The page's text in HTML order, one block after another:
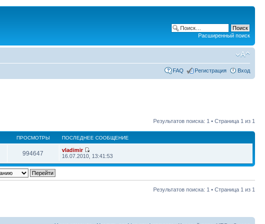
Расширенный поиск
FAQ Регистрация Вход
Результатов поиска: 1 • Страница 1 из 1
ПРОСМОТРЫ ПОСЛЕДНЕЕ СООБЩЕНИЕ
994647
vladimir
16.07.2010, 13:41:53
Результатов поиска: 1 • Страница 1 из 1